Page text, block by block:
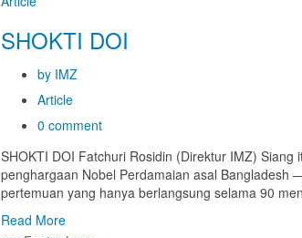
SHOKTI DOI
by IMZ
Article
0 comment
SHOKTI DOI Fatchuri Rosidin (Direktur IMZ)
penghargaan Nobel Perdamaian asal Bangladesh
pertemuan yang hanya berlangsung selama 90
Read More